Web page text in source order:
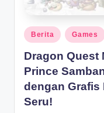
Posted
in
Berita Games
Dragon Quest
Prince
dengan Grafis
Seru!